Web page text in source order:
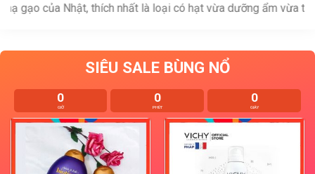
thích nhất là loại có hạt vừa dưỡng ẩm vừa tẩy da chết nhẹ
SIÊU SALE BÙNG NỔ
0
GIỜ
0
PHÚT
0
GIÂY